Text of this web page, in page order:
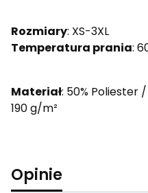
Rozmiary: XS-3XL
Temperatura prania:
Materiał: 50% Poliester
190 g/m²
Opinie